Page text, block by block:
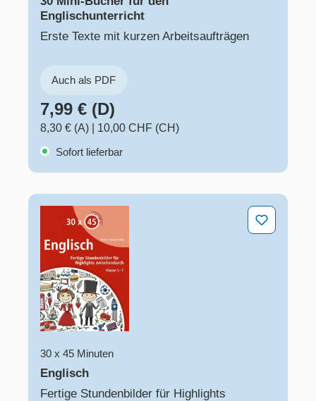
Englischunterricht
Erste Texte mit kurzen Arbeitsaufträgen
Auch als PDF
7,99 € (D)
8,30 € (A)
10,00 CHF (CH)
Sofort lieferbar
Englisch
30 x 45 Minuten
Englisch
Fertige Stundenbilder für Highlights